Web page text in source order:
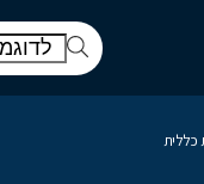
כללית